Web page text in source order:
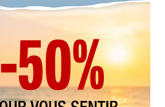
ARCHIVES